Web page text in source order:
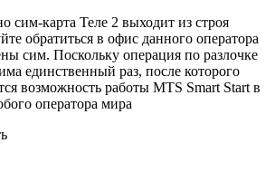
сим-карта Теле 2 выходит из строя
обратиться в офис данного оператора
сим. Поскольку операция по разлочке
единственный раз, после которого
возможность работы MTS Smart Start в
оператора мира